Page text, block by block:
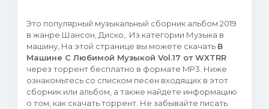
Это популярный музыкальный сборник альбом 2019
в жанре Шансон, Диско,. Из категории Музыка в
машину, На этой странице вы можете скачать В
Машине С Любимой Музыкой Vol.17 от WXTRR
через торрент бесплатно в формате MP3. Ниже
ознакомьтесь со списком песен входящих в этот
сборник или альбом, а также найдете информацию
о том, как скачать торрент. Не забывайте писать